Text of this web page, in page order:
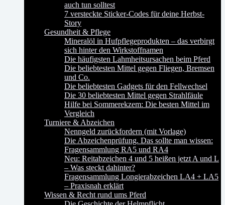
auch tun solltest
7 versteckte Sticker-Codes für deine Herbst-
Story
Gesundheit & Pflege
Mineralöl in Hufpflegeprodukten – das verbirgt
sich hinter den Wirkstoffnamen
Die häufigsten Lahmheitsursachen beim Pferd
Die beliebtesten Mittel gegen Fliegen, Bremsen
und Co.
Die beliebtesten Gadgets für den Fellwechsel
Die 30 beliebtesten Mittel gegen Strahlfäule
Hilfe bei Sommerekzem: Die besten Mittel im
Vergleich
Turniere & Abzeichen
Nenngeld zurückfordern (mit Vorlage)
Die Abzeichenprüfung. Das sollte man wissen:
Fragensammlung RA5 und RA4
Neu: Reitabzeichen 4 und 5 heißen jetzt A und L
– Was steckt dahinter?
Fragensammlung Longierabzeichen LA4 + LA5
– Praxisnah erklärt
Wissen & Recht rund ums Pferd